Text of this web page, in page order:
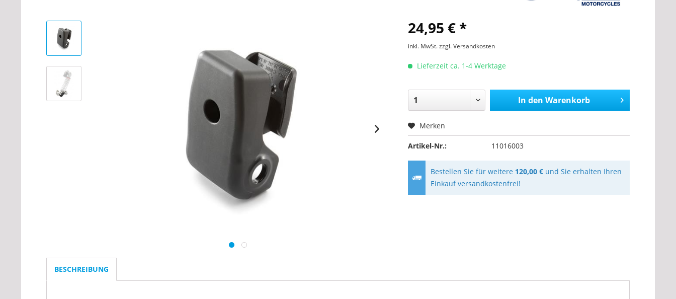
24,95 € *
inkl. MwSt.zzgl. Versandkosten
Lieferzeit ca. 1-4 Werktage
In den Warenkorb
Merken
Artikel-Nr.: 11016003
Bestellen Sie für weitere 120,00 € und Sie erhalten Ihren
Einkauf versandkostenfrei!
BESCHREIBUNG